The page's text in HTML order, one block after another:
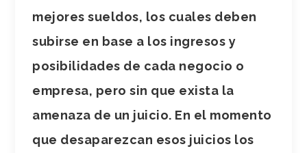
mejores sueldos, los cuales deben
subirse en base a los ingresos y
posibilidades de cada negocio o
empresa, pero sin que exista la
amenaza de un juicio. En el momento
que desaparezcan esos juicios los